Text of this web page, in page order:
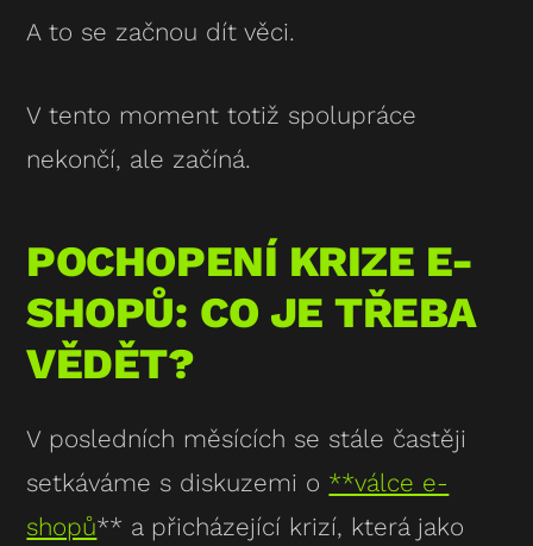
A to se začnou dít věci.
V tento moment totiž spolupráce
nekončí, ale začíná.
POCHOPENÍ KRIZE E-
SHOPŮ: CO JE TŘEBA
VĚDĚT?
V posledních měsících se stále častěji
setkáváme s diskuzemi o **válce e-
shopů** a přicházející krizí, která jako